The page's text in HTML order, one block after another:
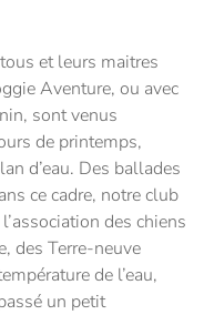
et leurs maitres
Aventure, ou avec
sont venus
de printemps,
d’eau. Des ballades
ce cadre, notre club
des chiens
des Terre-neuve
de l’eau,
un petit